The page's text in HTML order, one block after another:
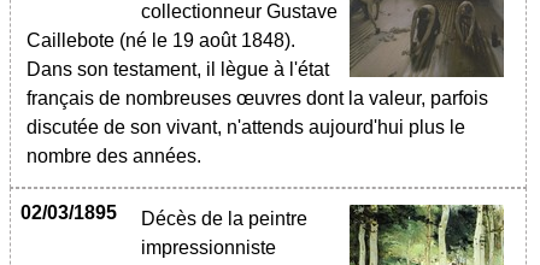
collectionneur Gustave
Caillebote (né le 19 août 1848).
Dans son testament, il lègue à l'état
français de nombreuses œuvres dont la valeur, parfois
discutée de son vivant, n'attends aujourd'hui plus le
nombre des années.
02/03/1895
Décès de la peintre
impressionniste